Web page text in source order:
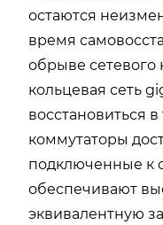
остаются
время
обрыве сетевого
кольцевая сеть
восстановиться
коммутаторы
подключенные к
обеспечивают
эквивалентную